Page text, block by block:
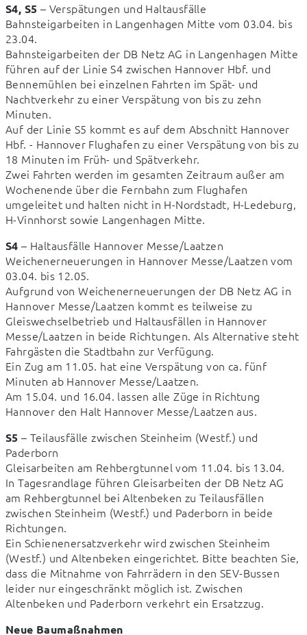
S4, S5 – Verspätungen und Haltausfälle
Bahnsteigarbeiten in Langenhagen Mitte vom 03.04. bis
23.04.
Bahnsteigarbeiten der DB Netz AG in Langenhagen Mitte
führen auf der Linie S4 zwischen Hannover Hbf. und
Bennemühlen bei einzelnen Fahrten im Spät- und
Nachtverkehr zu einer Verspätung von bis zu zehn
Minuten.
Auf der Linie S5 kommt es auf dem Abschnitt Hannover
Hbf. - Hannover Flughafen zu einer Verspätung von bis zu
18 Minuten im Früh- und Spätverkehr.
Zwei Fahrten werden im gesamten Zeitraum außer am
Wochenende über die Fernbahn zum Flughafen
umgeleitet und halten nicht in H-Nordstadt, H-Ledeburg,
H-Vinnhorst sowie Langenhagen Mitte.
S4 – Haltausfälle Hannover Messe/Laatzen
Weichenerneuerungen in Hannover Messe/Laatzen vom
03.04. bis 12.05.
Aufgrund von Weichenerneuerungen der DB Netz AG in
Hannover Messe/Laatzen kommt es teilweise zu
Gleiswechselbetrieb und Haltausfällen in Hannover
Messe/Laatzen in beide Richtungen. Als Alternative steht
Fahrgästen die Stadtbahn zur Verfügung.
Ein Zug am 11.05. hat eine Verspätung von ca. fünf
Minuten ab Hannover Messe/Laatzen.
Am 15.04. und 16.04. lassen alle Züge in Richtung
Hannover den Halt Hannover Messe/Laatzen aus.
S5 – Teilausfälle zwischen Steinheim (Westf.) und
Paderborn
Gleisarbeiten am Rehbergtunnel vom 11.04. bis 13.04.
In Tagesrandlage führen Gleisarbeiten der DB Netz AG
am Rehbergtunnel bei Altenbeken zu Teilausfällen
zwischen Steinheim (Westf.) und Paderborn in beide
Richtungen.
Ein Schienenersatzverkehr wird zwischen Steinheim
(Westf.) und Altenbeken eingerichtet. Bitte beachten Sie,
dass die Mitnahme von Fahrrädern in den SEV-Bussen
leider nur eingeschränkt möglich ist. Zwischen
Altenbeken und Paderborn verkehrt ein Ersatzzug.
Neue Baumaßnahmen